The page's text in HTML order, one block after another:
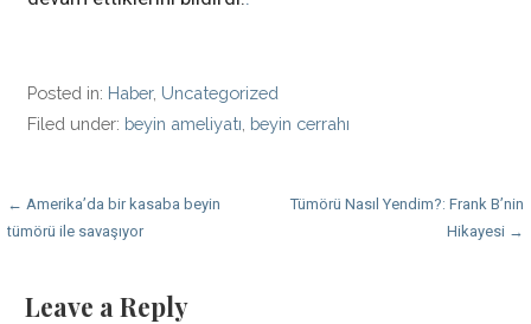
Posted in: Haber, Uncategorized
Filed under: beyin ameliyatı beyin cerrahı
Post
navigation
← Amerika’da bir kasaba beyin
tümörü ile savaşıyor
Tümörü Nasıl Yendim?: Frank B’nin
Hikayesi →
Leave a Reply